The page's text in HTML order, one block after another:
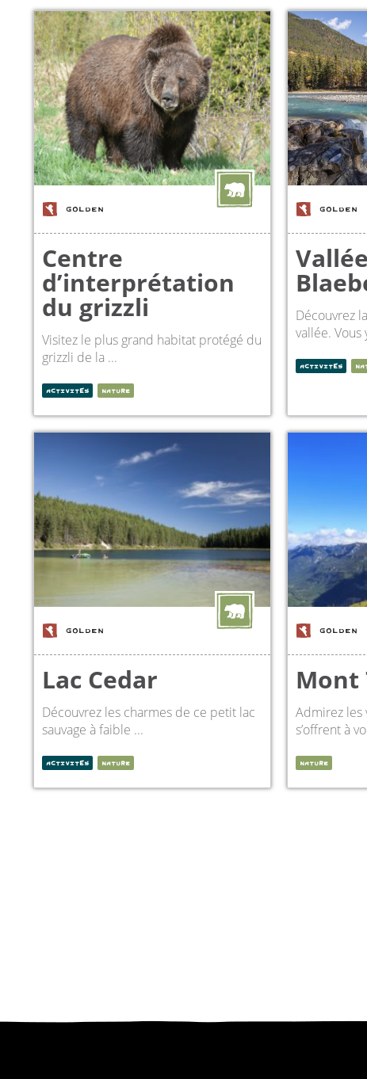
GOLDEN
Centre
d’interprétation
du grizzli
Visitez le plus grand habitat protégé du
grizzli de la ...
ACTIVITÉS NATURE
GOLDEN
Découvrez
vallée. Vous
ACTIVITÉS
GOLDEN
Lac Cedar
Découvrez les charmes de ce petit lac
sauvage à faible ...
ACTIVITÉS NATURE
GOLDEN
Mont
Admirez les
s’offrent à
NATURE